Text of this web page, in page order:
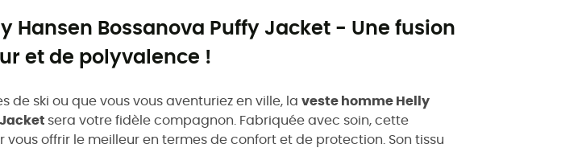
Hansen Bossanova Puffy Jacket - Une fusion
et de polyvalence !
de ski ou que vous vous aventuriez en ville, la veste homme Helly
sera votre fidèle compagnon. Fabriquée avec soin, cette
offrir le meilleur en termes de confort et de protection. Son tissu